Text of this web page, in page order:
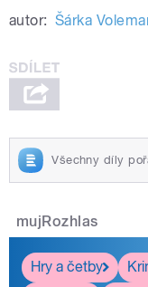
autor: Šárka
Všechny díly
mujRozhlas
Hry a četby